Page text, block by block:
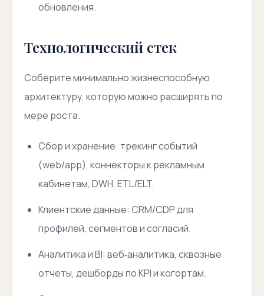
обновления.
Технологический стек
Соберите минимально жизнеспособную
архитектуру, которую можно расширять по
мере роста.
Сбор и хранение: трекинг событий
(web/app), коннекторы к рекламным
кабинетам, DWH, ETL/ELT.
Клиентские данные: CRM/CDP для
профилей, сегментов и согласий.
Аналитика и BI: веб‑аналитика, сквозные
отчеты, дешборды по KPI и когортам.